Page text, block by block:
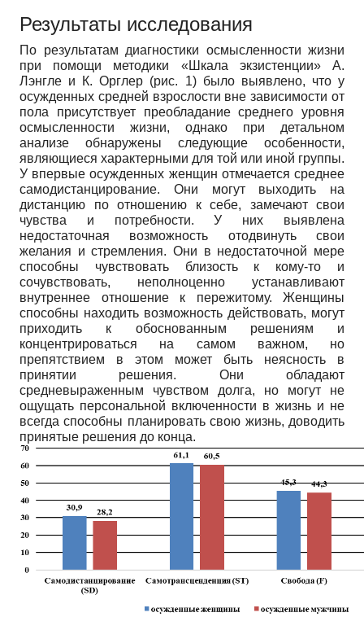
Результаты исследования
По результатам диагностики осмысленности жизни
при помощи методики «Шкала экзистенции» А.
Лэнгле и К. Орглер (рис. 1) было выявлено, что у
осужденных средней взрослости вне зависимости от
пола присутствует преобладание среднего уровня
осмысленности жизни, однако при детальном
анализе обнаружены следующие особенности,
являющиеся характерными для той или иной группы.
У впервые осужденных женщин отмечается среднее
самодистанцирование. Они могут выходить на
дистанцию по отношению к себе, замечают свои
чувства и потребности. У них выявлена
недостаточная возможность отодвинуть свои
желания и стремления. Они в недостаточной мере
способны чувствовать близость к кому-то и
сочувствовать, неполноценно устанавливают
внутреннее отношение к пережитому. Женщины
способны находить возможность действовать, могут
приходить к обоснованным решениям и
концентрироваться на самом важном, но
препятствием в этом может быть неясность в
принятии решения. Они обладают
средневыраженным чувством долга, но могут не
ощущать персональной включенности в жизнь и не
всегда способны планировать свою жизнь, доводить
принятые решения до конца.